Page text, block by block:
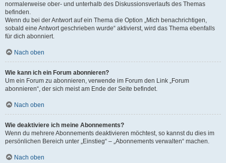
normalerweise ober- und unterhalb des Diskussionsverlaufs des Themas
befinden.
Wenn du bei der Antwort auf ein Thema die Option „Mich benachrichtigen,
sobald eine Antwort geschrieben wurde“ aktivierst, wird das Thema ebenfalls
für dich abonniert.
Nach oben
Wie kann ich ein Forum abonnieren?
Um ein Forum zu abonnieren, verwende im Forum den Link „Forum
abonnieren“, der sich meist am Ende der Seite befindet.
Nach oben
Wie deaktiviere ich meine Abonnements?
Wenn du mehrere Abonnements deaktivieren möchtest, so kannst du dies im
persönlichen Bereich unter „Einstieg“ – „Abonnements verwalten“ machen.
Nach oben